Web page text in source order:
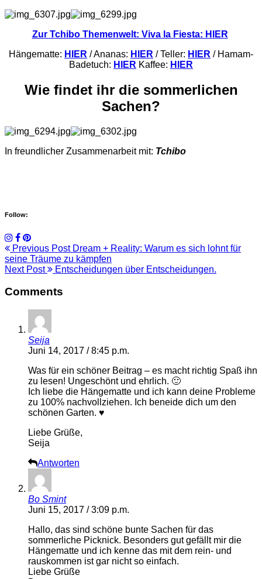
Zur Tchibo Themenwelt: Viva la Fiesta: HIER
Hängematte: HIER / Ananas: HIER / Teller: HIER / Hamam-
Badetuch: HIER Kaffee: HIER
Wie findet ihr die sommerlichen
Sachen?
In freundlicher Zusammenarbeit mit: Tchibo
Follow:
Previous PostDream + Reality: Warum es sich lohnt für
seine Träume zu kämpfen
Next Post
Entscheidungen über Entscheidungen.
Comments
Seija
Juni 14, 2017 / 8:45 p.m.
Was für ein schöner Beitrag – es macht richtig Spaß ihn
zu lesen! Ungeschönt und ehrlich. 🙂
Ich liebe die Hängematte und ich kann deine Probleme
zu 100% nachvollziehen. Ich beneide dich um den
schönen Garten. ♥
Liebe Grüße,
Seija
Antworten
Bo Smint
Juni 15, 2017 / 3:09 p.m.
Hallo, das sind schöne bunte Sachen für das
sommerliche Picknick. Besonders gut gefällt mir die
Hängematte und ich kenne das mit dem rein- und
rauskommen ist gar nicht so einfach.
Liebe Grüße